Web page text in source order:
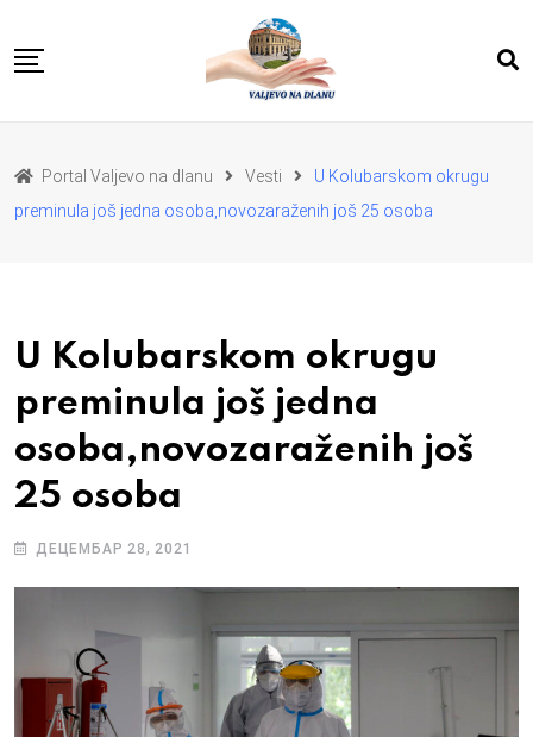
to
REGION
PRIVREDA
POLITIKA
EKOLOGIJA
O NAMA
Portal Valjevo na dlanu Vesti
U Kolubarskom okrugu
preminula još jedna osoba,novozaraženih još 25 osoba
U Kolubarskom okrugu
preminula još jedna
osoba,novozaraženih još
25 osoba
ДЕЦЕМБАР 28, 2021